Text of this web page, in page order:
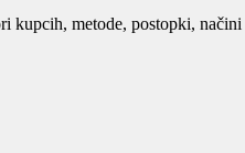
kupcih, metode, postopki,